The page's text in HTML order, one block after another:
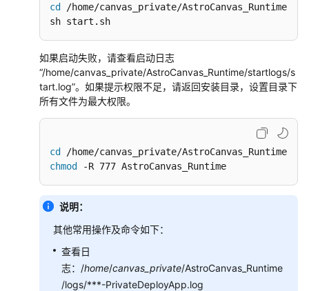
cd
/home/canvas_private/AstroCanvas_Runtime
sh start.sh
如果启动失败，请查看启动日志
“/home/canvas_private/AstroCanvas_Runtime/startlogs/s
tart.log”。如果提示权限不足，请返回安装目录，设置目录下
所有文件为最大权限。
cd
chmod
-R 777 AstroCanvas_Runtime
说明：
其他常用操作及命令如下：
查看日
志：/home/canvas_private/AstroCanvas_Runtime
/logs/***-PrivateDeployApp.log